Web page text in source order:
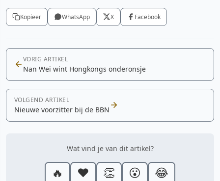
Kopieer WhatsApp X Facebook
VORIG ARTIKEL
Nan Wei wint Hongkongs onderonsje
VOLGEND ARTIKEL
Nieuwe voorzitter bij de BBN
Wat vind je van dit artikel?
🔥 ❤️ 👏 😮 😂